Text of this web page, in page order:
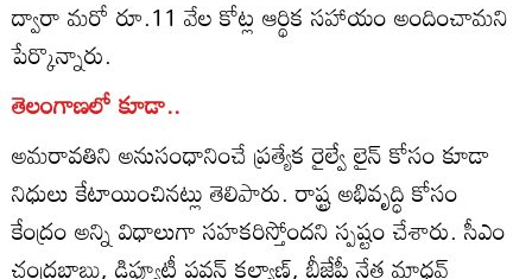
ద్వారా మరో రూ.11 వేల కోట్ల ఆర్థిక సహాయం అందించామని
పేర్కొన్నారు.
తెలంగాణలో కూడా..
అమరావతిని అనుసంధానించే ప్రత్యేక రైల్వే లైన్ కోసం కూడా
నిధులు కేటాయించినట్లు తెలిపారు. రాష్ట్ర అభివృద్ధి కోసం
కేంద్రం అన్ని విధాలుగా సహకరిస్తోందని స్పష్టం చేశారు. సీఎం
చంద్రబాబు, డిప్యూటీ పవన్ కల్యాణ్, బీజేపీ నేత మాధవ్